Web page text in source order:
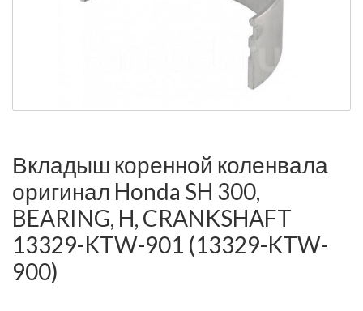
Вкладыш коренной коленвала
оригинал Honda SH 300,
BEARING, H, CRANKSHAFT
13329-KTW-901 (13329-KTW-
900)